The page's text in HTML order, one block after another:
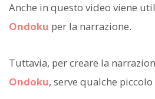
Anche in questo video viene
Ondoku per la narrazione.
Tuttavia, per creare la
Ondoku, serve qualche piccolo